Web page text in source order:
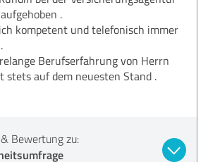
.
kompetent und telefonisch immer
Berufserfahrung von Herrn
stets auf dem neuesten Stand .
Bewertung zu: